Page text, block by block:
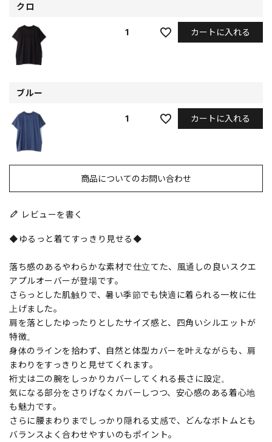
クロ
1 カートに入れる
ブルー
1 カートに入れる
商品についてのお問い合わせ
レビューを書く
◆ゆるっと着てすっきり見せる◆
落ち感のあるやわらかな素材で仕立てた、風通しの良いスクエ
アプルオーバーが登場です。
さらっとした肌触りで、暑い季節でも快適に着られる一枚に仕
上げました。
肩を落としたゆったりとしたサイズ感と、四角いシルエットが
特徴。
身体のラインを拾わず、自然と体型カバーを叶えながらも、肩
まわりをすっきりと見せてくれます。
裄丈は二の腕をしっかりカバーしてくれる長さに設定。
気になる部分をさりげなくカバーしつつ、安心感のある着心地
も魅力です。
さらに腰まわりまでしっかり隠れる丈感で、どんなボトムとも
バランスよく合わせやすいのもポイント。